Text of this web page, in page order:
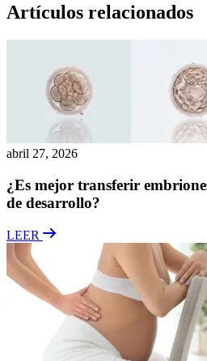
Artículos relacionados
abril 27, 2026
¿Es mejor transferir
de desarrollo?
LEER